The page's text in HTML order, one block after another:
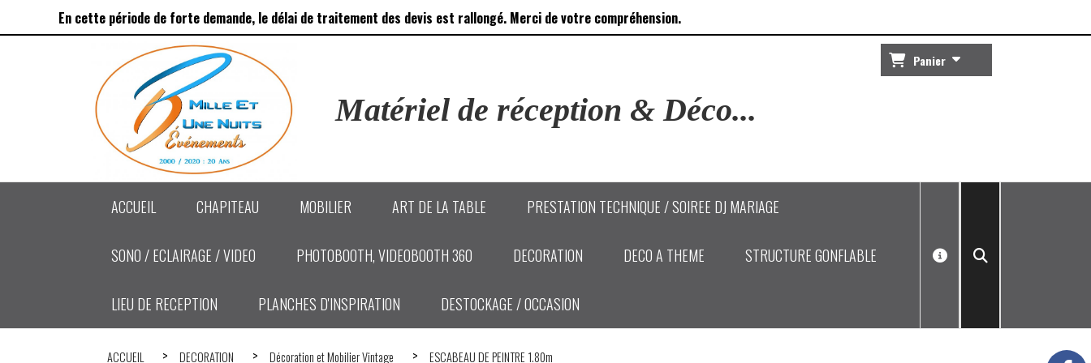
En cette période de forte demande, le délai de traitement des devis est rallongé. Merci de votre compréhension.
Matériel de réception & Déco...
Panier
ACCUEIL CHAPITEAU MOBILIER ART DE LA TABLE PRESTATION TECHNIQUE / SOIREE DJ MARIAGE
SONO / ECLAIRAGE / VIDEO PHOTOBOOTH, VIDEOBOOTH 360 DECORATION DECO A THEME STRUCTURE GONFLABLE
LIEU DE RECEPTION PLANCHES D'INSPIRATION DESTOCKAGE / OCCASION
ACCUEIL DECORATION Décoration et Mobilier Vintage ESCABEAU DE PEINTRE 1.80m